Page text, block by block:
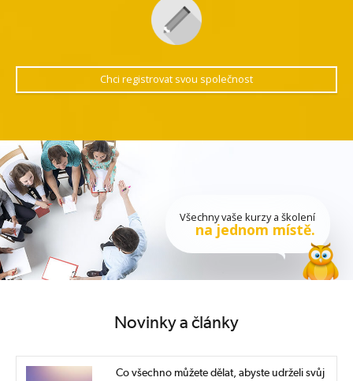
Chci registrovat svou společnost
Všechny vaše kurzy a školení
na jednom místě.
Novinky a články
Co všechno můžete dělat, abyste udrželi svůj